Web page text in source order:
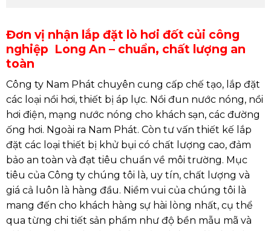
Đơn vị nhận lắp đặt lò hơi đốt củi công
nghiệp Long An – chuẩn, chất lượng an
toàn
Công ty Nam Phát chuyên cung cấp chế tạo, lắp đặt
các loại nồi hơi, thiết bị áp lực. Nồi đun nước nóng, nồi
hơi điện, mạng nước nóng cho khách sạn, các đường
ống hơi. Ngoài ra Nam Phát. Còn tư vấn thiết kế lắp
đặt các loại thiết bị khử bụi có chất lượng cao, đảm
bảo an toàn và đạt tiêu chuẩn về môi trường. Mục
tiêu của Công ty chúng tôi là, uy tín, chất lượng và
giá cả luôn là hàng đầu. Niềm vui của chúng tôi là
mang đến cho khách hàng sự hài lòng nhất, cụ thể
qua từng chi tiết sản phẩm như độ bền mẫu mã và